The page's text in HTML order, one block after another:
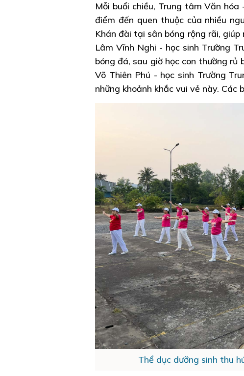
Mỗi buổi chiều, Trung tâm Văn
điểm đến quen thuộc của nhiều
Khán đài tại sân bóng rộng rãi,
Lâm Vĩnh Nghi - học sinh Trường
bóng đá, sau giờ học con thường rủ
Võ Thiên Phú - học sinh Trường
những khoảnh khắc vui vẻ này. Các
Thể dục dưỡng sinh thu